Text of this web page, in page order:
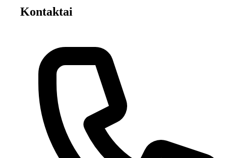
Kontaktai